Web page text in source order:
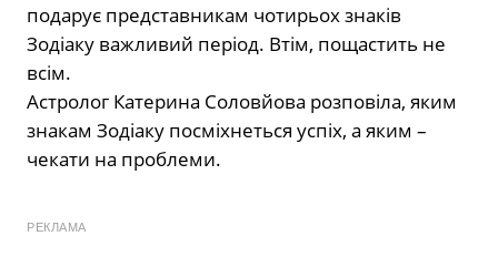
подарує представникам чотирьох знаків
Зодіаку важливий період. Втім, пощастить не
всім.
Астролог Катерина Соловйова розповіла, яким
знакам Зодіаку посміхнеться успіх, а яким –
чекати на проблеми.
РЕКЛАМА